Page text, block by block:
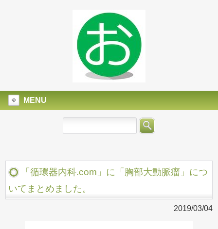
MENU
「循環器内科.com」に「胸部大動脈瘤」につ
いてまとめました。
2019/03/04